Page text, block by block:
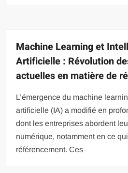
Machine Learning et
Artificielle : Révolution
actuelles en matière de
L’émergence du machine
artificielle (IA) a modifié en
dont les entreprises abordent
numérique, notamment en ce
référencement. Ces